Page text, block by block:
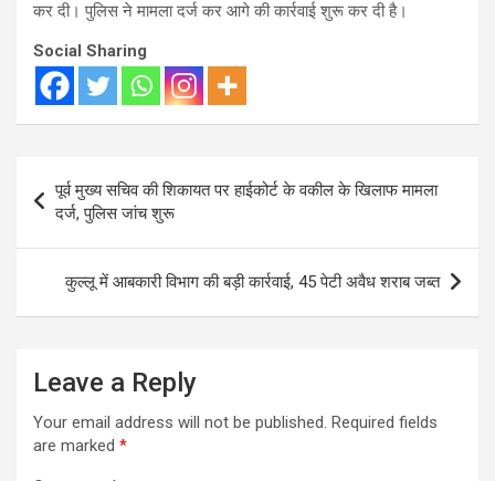
कर दी। पुलिस ने मामला दर्ज कर आगे की कार्रवाई शुरू कर दी है।
Social Sharing
Post
navigation
पूर्व मुख्य सचिव की शिकायत पर हाईकोर्ट के वकील के खिलाफ मामला
दर्ज, पुलिस जांच शुरू
कुल्लू में आबकारी विभाग की बड़ी कार्रवाई, 45 पेटी अवैध शराब जब्त
Leave a Reply
Your email address will not be published. Required fields
are marked *